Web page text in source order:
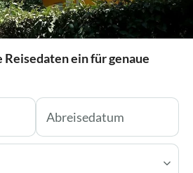
ein für genaue